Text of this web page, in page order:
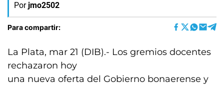
Por jmo2502
Para compartir:
La Plata, mar 21 (DIB).- Los gremios docentes
rechazaron hoy
una nueva oferta del Gobierno bonaerense y